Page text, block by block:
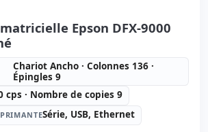
Epson DFX-9000
Chariot Ancho · Colonnes 136 ·
Épingles 9
cps · Nombre de copies 9
Série, USB, Ethernet